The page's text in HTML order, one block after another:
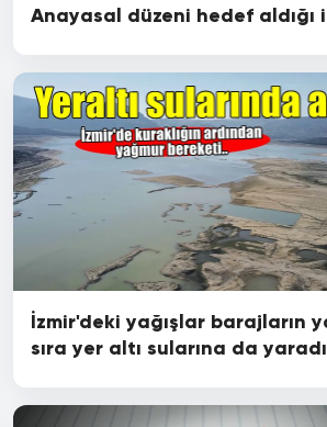
Anayasal düzeni hedef aldığı
İzmir'deki yağışlar barajların
sıra yer altı sularına da yaradı